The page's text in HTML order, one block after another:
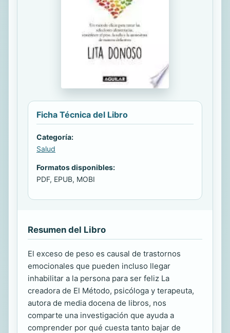
Ficha Técnica del Libro
Categoría:
Salud
Formatos disponibles:
PDF, EPUB, MOBI
Resumen del Libro
El exceso de peso es causal de trastornos
emocionales que pueden incluso llegar
inhabilitar a la persona para ser feliz La
creadora de El Método, psicóloga y terapeuta,
autora de media docena de libros, nos
comparte una investigación que ayuda a
comprender por qué cuesta tanto bajar de